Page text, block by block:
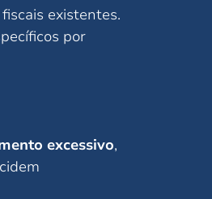
existentes.
por
excessivo,